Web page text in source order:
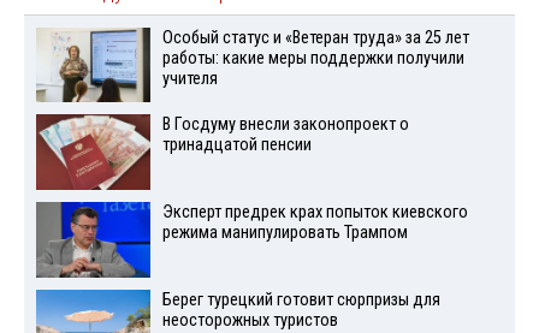
Особый статус и «Ветеран труда» за 25 лет
работы: какие меры поддержки получили
учителя
В Госдуму внесли законопроект о
тринадцатой пенсии
Эксперт предрек крах попыток киевского
режима манипулировать Трампом
Берег турецкий готовит сюрпризы для
неосторожных туристов